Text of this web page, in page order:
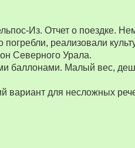
Из. Отчет о поездке.
реализовали
Северного Урала.
баллонами. Малый вес,
вариант для несложных